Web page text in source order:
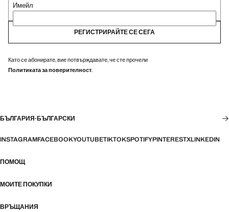
Имейл
РЕГИСТРИРАЙТЕ СЕ СЕГА
Като се абонирате, вие потвърждавате, че сте прочели
Политиката за поверителност.
БЪЛГАРИЯ·БЪЛГАРСКИ
INSTAGRAMFACEBOOKYOUTUBETIKTOKSPOTIFYPINTERESTXLINKEDIN
ПОМОЩ
МОИТЕ ПОКУПКИ
ВРЪЩАНИЯ